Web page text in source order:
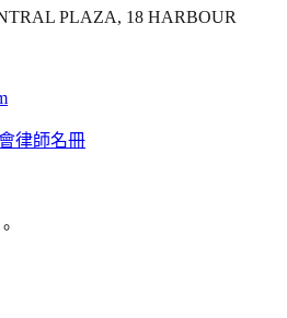
PLAZA, 18 HARBOUR
律師名冊